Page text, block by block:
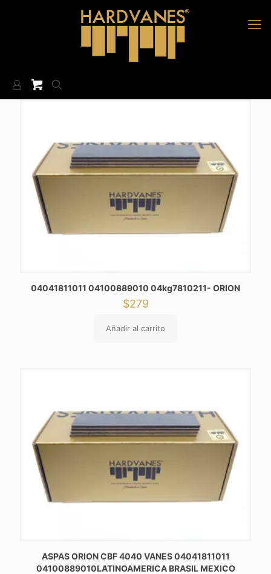
04041811011 04100889010 04kg7810211- ORION
$279
Añadir al carrito
ASPAS ORION CBF 4040 VANES 04041811011
04100889010LATINOAMERICA BRASIL MEXICO